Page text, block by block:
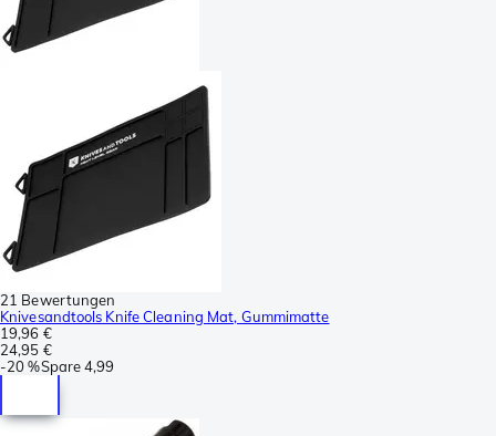
21 Bewertungen
Knivesandtools Knife Cleaning Mat, Gummimatte
19,96 €
24,95 €
-20 %Spare4,99